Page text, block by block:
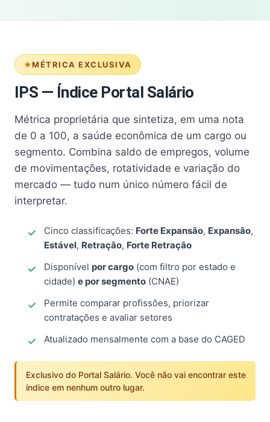
MÉTRICA EXCLUSIVA
IPS — Índice Portal Salário
Métrica proprietária que sintetiza, em uma nota
de 0 a 100, a saúde econômica de um cargo ou
segmento. Combina saldo de empregos, volume
de movimentações, rotatividade e variação do
mercado — tudo num único número fácil de
interpretar.
Cinco classificações: Forte Expansão, Expansão,
Estável, Retração, Forte Retração
Disponível por cargo (com filtro por estado e
cidade) e por segmento (CNAE)
Permite comparar profissões, priorizar
contratações e avaliar setores
Atualizado mensalmente com a base do CAGED
Exclusivo do Portal Salário. Você não vai encontrar este
índice em nenhum outro lugar.